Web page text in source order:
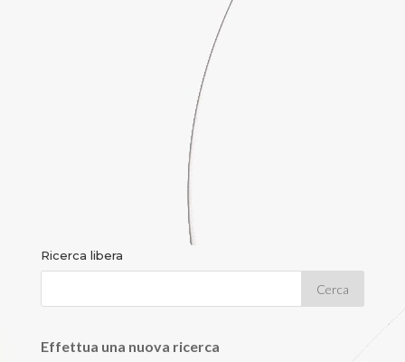
Ricerca libera
Effettua una nuova ricerca